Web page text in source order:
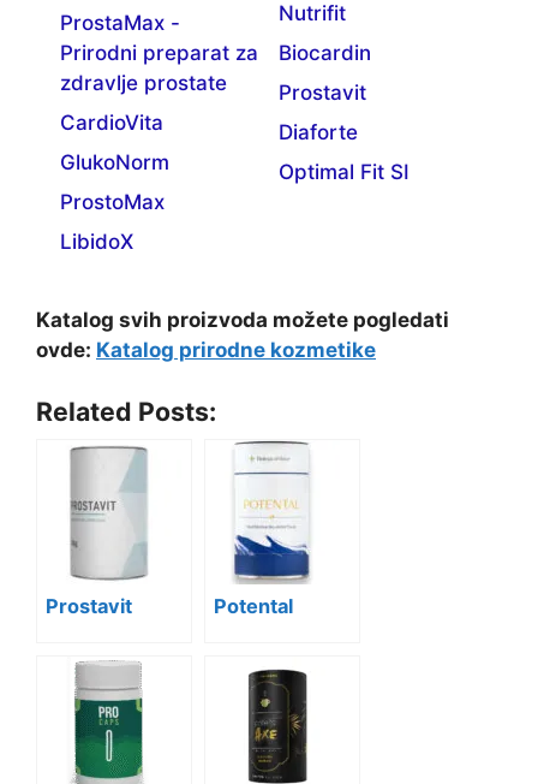
ProstaMax -
Prirodni preparat za
zdravlje prostate
CardioVita
GlukoNorm
ProstoMax
LibidoX
Nutrifit
Biocardin
Prostavit
Diaforte
Optimal Fit SI
Katalog svih proizvoda možete pogledati
ovde: Katalog prirodne kozmetike
Related Posts:
Prostavit Potental